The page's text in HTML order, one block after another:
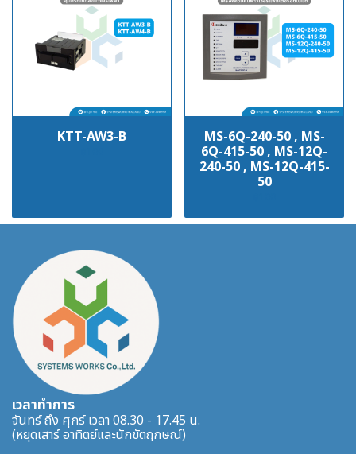
KTT-AW3-B MS-6Q-240-50 , MS-
6Q-415-50 , MS-12Q-
240-50 , MS-12Q-415-
50
เวลาทำการ
จันทร์ ถึง ศุกร์ เวลา 08.30 - 17.45 น.
(หยุดเสาร์ อาทิตย์และนักขัตฤกษณ์)